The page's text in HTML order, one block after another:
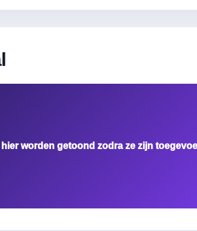
worden getoond zodra ze zijn